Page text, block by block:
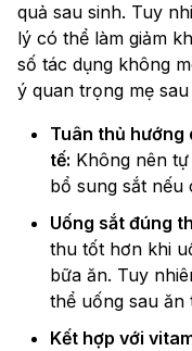
quả sau sinh. Tuy
lý có thể làm giảm
số tác dụng không
ý quan trọng mẹ
Tuân thủ hướng
tế: Không nên
bổ sung sắt
Uống sắt đúng
thu tốt hơn khi
bữa ăn. Tuy
thể uống sau ăn
Kết hợp với